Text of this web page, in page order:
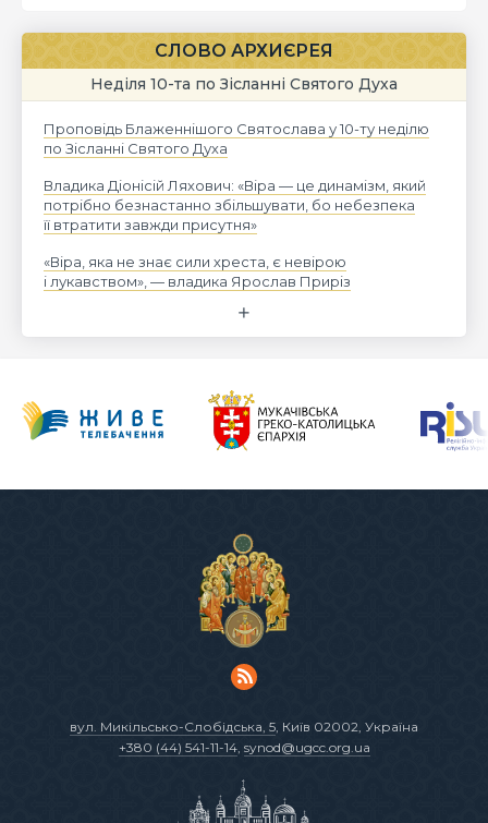
СЛОВО АРХИЄРЕЯ
Неділя 10-та по Зісланні Святого Духа
Проповідь Блаженнішого Святослава у 10-ту неділю
по Зісланні Святого Духа
Владика Діонісій Ляхович: «Віра — це динамізм, який
потрібно безнастанно збільшувати, бо небезпека
її втратити завжди присутня»
«Віра, яка не знає сили хреста, є невірою
і лукавством», — владика Ярослав Приріз
вул. Микільсько-Слобідська, 5, Київ 02002, Україна
+380 (44) 541-11-14, synod@ugcc.org.ua